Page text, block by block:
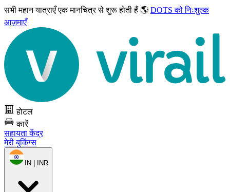
सभी महान यात्राएँएक मानचित्र से शुरू होती हैं 🌎 DOTS को निःशुल्क
आज़माएँ
होटल
कारें
सहायता केंद्र
मेरी बुकिंग्स
IN | INR